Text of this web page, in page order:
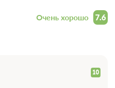
7.6
Очень хорошо
10